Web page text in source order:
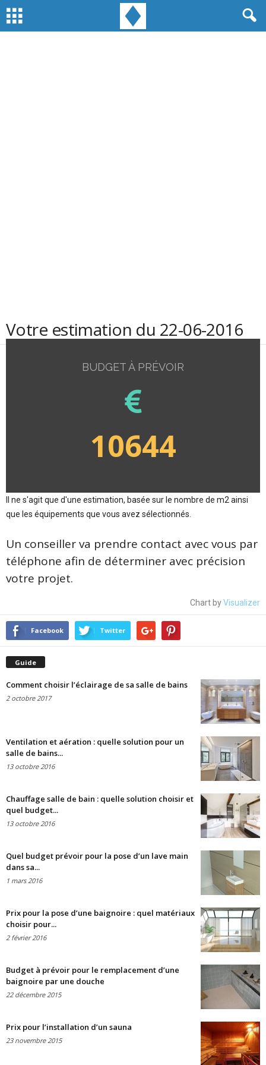
Votre estimation du 22-06-2016
BUDGET À PRÉVOIR
10644
Il ne s'agit que d'une estimation, basée sur le nombre de m2 ainsi
que les équipements que vous avez sélectionnés.
Un conseiller va prendre contact avec vous par
téléphone afin de déterminer avec précision
votre projet.
Chart byVisualizer
Facebook Twitter
Guide
Comment choisir l’éclairage de sa salle de bains
2 octobre 2017
Ventilation et aération : quelle solution pour un
salle de bains...
13 octobre 2016
Chauffage salle de bain : quelle solution choisir et
quel budget...
13 octobre 2016
Quel budget prévoir pour la pose d’un lave main
dans sa...
1 mars 2016
Prix pour la pose d’une baignoire : quel matériaux
choisir pour...
2 février 2016
Budget à prévoir pour le remplacement d’une
baignoire par une douche
22 décembre 2015
Prix pour l’installation d’un sauna
23 novembre 2015